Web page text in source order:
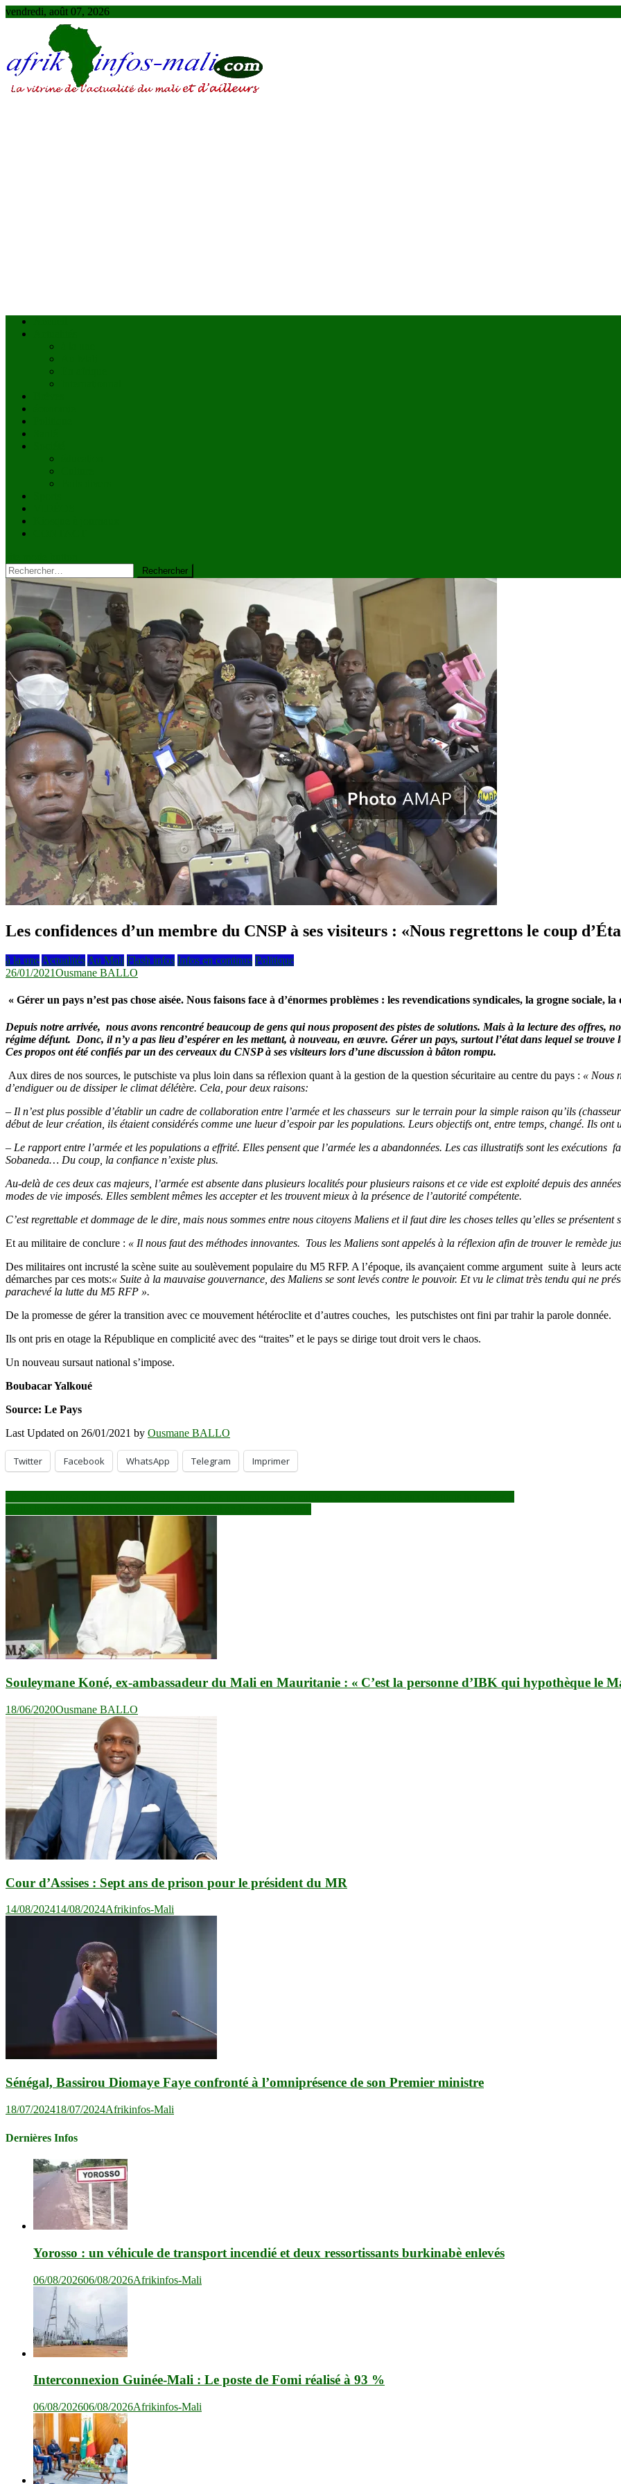
Skip
vendredi, août 07, 2026
Rechercher :
Les confidences d’un membre du CNSP à ses visiteurs : «Nous regrettons le coup
à la une Actualités Au Mali Flash infos Infos en continus Politique
26/01/2021Ousmane BALLO
« Gérer un pays n’est pas chose aisée. Nous faisons face à d’énormes problèmes : les revendications syndicales, la grogne sociale,
Depuis notre arrivée, nous avons rencontré beaucoup de gens qui nous proposent des pistes de solutions. Mais à la lecture des offres,
régime défunt. Donc, il n’y a pas lieu d’espérer en les mettant, à nouveau, en œuvre. Gérer un pays, surtout l’état dans lequel se
Ces propos ont été confiés par un des cerveaux du CNSP à ses visiteurs lors d’une discussion à bâton rompu.
Aux dires de nos sources, le putschiste va plus loin dans sa réflexion quant à la gestion de la question sécuritaire au centre du pays : « Nous
d’endiguer ou de dissiper le climat délétère. Cela, pour deux raisons:
– Il n’est plus possible d’établir un cadre de collaboration entre l’armée et les chasseurs sur le terrain pour la simple raison qu’ils
début de leur création, ils étaient considérés comme une lueur d’espoir par les populations. Leurs objectifs ont, entre temps, changé. Ils
– Le rapport entre l’armée et les populations a effrité. Elles pensent que l’armée les a abandonnées. Les cas illustratifs sont les exécutions
Sobaneda… Du coup, la confiance n’existe plus.
Au-delà de ces deux cas majeurs, l’armée est absente dans plusieurs localités pour plusieurs raisons et ce vide est exploité depuis des
modes de vie imposés. Elles semblent mêmes les accepter et les trouvent mieux à la présence de l’autorité compétente.
C’est regrettable et dommage de le dire, mais nous sommes entre nous citoyens Maliens et il faut dire les choses telles qu’elles se
Et au militaire de conclure : « Il nous faut des méthodes innovantes. Tous les Maliens sont appelés à la réflexion afin de trouver le remède
Des militaires ont incrusté la scène suite au soulèvement populaire du M5 RFP. A l’époque, ils avançaient comme argument suite à leurs
démarches par ces mots:« Suite à la mauvaise gouvernance, des Maliens se sont levés contre le pouvoir. Et vu le climat très tendu qui ne
parachevé la lutte du M5 RFP ».
De la promesse de gérer la transition avec ce mouvement hétéroclite et d’autres couches, les putschistes ont fini par trahir la parole donnée.
Ils ont pris en otage la République en complicité avec des “traites” et le pays se dirige tout droit vers le chaos.
Un nouveau sursaut national s’impose.
Boubacar Yalkoué
Source: Le Pays
Last Updated on 26/01/2021 by Ousmane BALLO
Twitter Facebook WhatsApp Telegram Imprimer
Navigation
de
Souleymane Koné, ex-ambassadeur du Mali en Mauritanie : « C’est la personne d’IBK qui hypothèque le
18/06/2020Ousmane BALLO
Cour d’Assises : Sept ans de prison pour le président du MR
14/08/202414/08/2024Afrikinfos-Mali
Sénégal, Bassirou Diomaye Faye confronté à l’omniprésence de son Premier ministre
18/07/202418/07/2024Afrikinfos-Mali
Dernières Infos
Yorosso : un véhicule de transport incendié et deux ressortissants burkinabè enlevés
06/08/202606/08/2026Afrikinfos-Mali
Interconnexion Guinée-Mali : Le poste de Fomi réalisé à 93 %
06/08/202606/08/2026Afrikinfos-Mali